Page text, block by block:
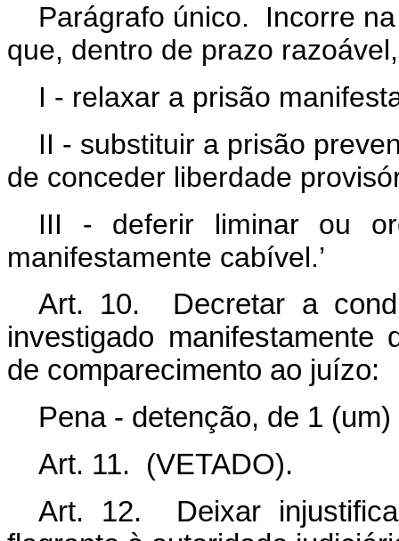
Parágrafo único. Incorre
que, dentro de prazo
I - relaxar a prisão
II - substituir a prisão
de conceder liberdade
III - deferir liminar ou
manifestamente cabível.’
Art. 10. Decretar a
investigado
de comparecimento ao juízo:
Pena - detenção, de 1
Art. 11. (VETADO).
Art. 12. Deixar